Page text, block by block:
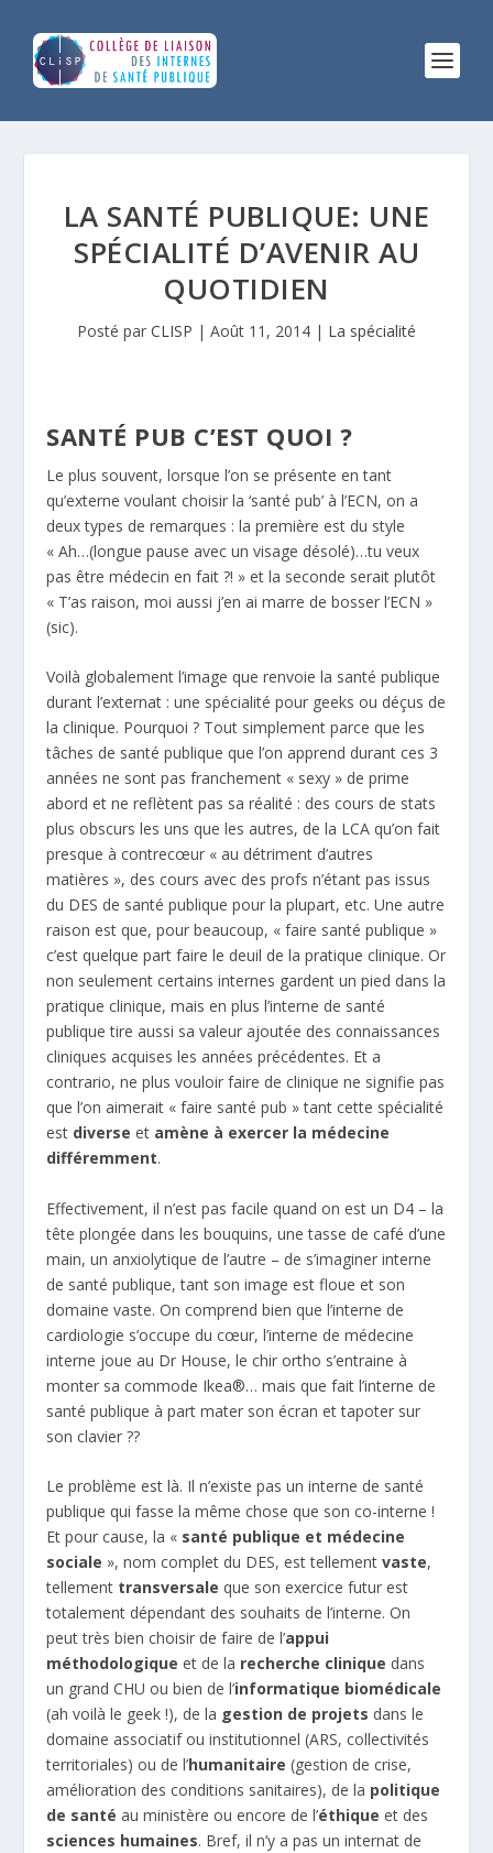
LA SANTÉ PUBLIQUE: UNE
SPÉCIALITÉ D’AVENIR AU
QUOTIDIEN
Posté par CLISP | Août 11, 2014 | La spécialité
SANTÉ PUB C’EST QUOI ?
Le plus souvent, lorsque l’on se présente en tant
qu’externe voulant choisir la ‘santé pub’ à l’ECN, on a
deux types de remarques : la première est du style
« Ah…(longue pause avec un visage désolé)…tu veux
pas être médecin en fait ?! » et la seconde serait plutôt
« T’as raison, moi aussi j’en ai marre de bosser l’ECN »
(sic).
Voilà globalement l’image que renvoie la santé publique
durant l’externat : une spécialité pour geeks ou déçus de
la clinique. Pourquoi ? Tout simplement parce que les
tâches de santé publique que l’on apprend durant ces 3
années ne sont pas franchement « sexy » de prime
abord et ne reflètent pas sa réalité : des cours de stats
plus obscurs les uns que les autres, de la LCA qu’on fait
presque à contrecœur « au détriment d’autres
matières », des cours avec des profs n’étant pas issus
du DES de santé publique pour la plupart, etc. Une autre
raison est que, pour beaucoup, « faire santé publique »
c’est quelque part faire le deuil de la pratique clinique. Or
non seulement certains internes gardent un pied dans la
pratique clinique, mais en plus l’interne de santé
publique tire aussi sa valeur ajoutée des connaissances
cliniques acquises les années précédentes. Eta
contrario, ne plus vouloir faire de clinique ne signifie pas
que l’on aimerait « faire santé pub » tant cette spécialité
est diverse et amène à exercer la médecine
différemment.
Effectivement, il n’est pas facile quand on est un D4 – la
tête plongée dans les bouquins, une tasse de café d’une
main, un anxiolytique de l’autre – de s’imaginer interne
de santé publique, tant son image est floue et son
domaine vaste. On comprend bien que l’interne de
cardiologie s’occupe du cœur, l’interne de médecine
interne joue au Dr House, le chir ortho s’entraine à
monter sa commode Ikea®… mais que fait l’interne de
santé publique à part mater son écran et tapoter sur
son clavier ??
Le problème est là. Il n’existe pas un interne de santé
publique qui fasse la même chose que son co-interne !
Et pour cause, la « santé publique et médecine
sociale », nom complet du DES, est tellementvaste,
tellement transversale que son exercice futur est
totalement dépendant des souhaits de l’interne. On
peut très bien choisir de faire de l’appui
méthodologique et de la recherche clinique dans
un grand CHU ou bien de l’informatique biomédicale
(ah voilà le geek !), de la gestion de projets dans le
domaine associatif ou institutionnel (ARS, collectivités
territoriales) ou de l’humanitaire (gestion de crise,
amélioration des conditions sanitaires), de la politique
de santé au ministère ou encore de l’éthique et des
sciences humaines. Bref, il n’y a pas un internat de